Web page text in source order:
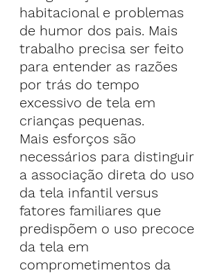
habitacional e problemas
de humor dos pais. Mais
trabalho precisa ser feito
para entender as razões
por trás do tempo
excessivo de tela em
crianças pequenas.
Mais esforços são
necessários para distinguir
a associação direta do uso
da tela infantil versus
fatores familiares que
predispõem o uso precoce
da tela em
comprometimentos da